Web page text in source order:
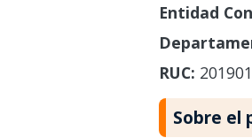
Entidad
RUC:
Sobre el